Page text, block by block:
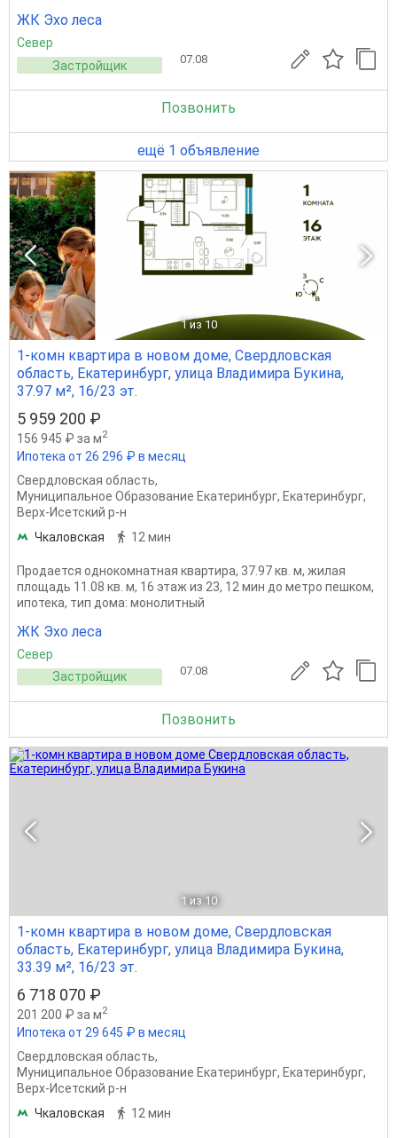
ЖК Эхо леса
Север
Застройщик
07.08
Позвонить
ещё 1 объявление
1 из 10
1-комн квартира в новом доме, Свердловская
область, Екатеринбург, улица Владимира Букина,
37.97 м², 16/23 эт.
5 959 200 ₽
156 945 ₽ за м2
Ипотека от 26 296 ₽ в месяц
Свердловская область,
Муниципальное Образование Екатеринбург, Екатеринбург,
Верх-Исетский р-н
Чкаловская
12 мин
Продается однокомнатная квартира, 37.97 кв. м, жилая
площадь 11.08 кв. м, 16 этаж из 23, 12 мин до метро пешком,
ипотека, тип дома: монолитный
ЖК Эхо леса
Север
Застройщик
07.08
Позвонить
1 из 10
1-комн квартира в новом доме, Свердловская
область, Екатеринбург, улица Владимира Букина,
33.39 м², 16/23 эт.
6 718 070 ₽
201 200 ₽ за м2
Ипотека от 29 645 ₽ в месяц
Свердловская область,
Муниципальное Образование Екатеринбург, Екатеринбург,
Верх-Исетский р-н
Чкаловская
12 мин